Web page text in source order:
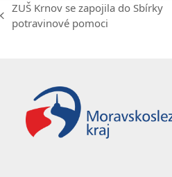
previous
ZUŠ Krnov se zapojila do Sbírky
potravinové pomoci